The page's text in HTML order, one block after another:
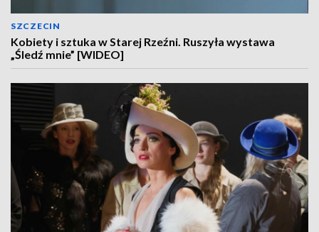
SZCZECIN
Kobiety i sztuka w Starej Rzeźni. Ruszyła wystawa
„Śledź mnie” [WIDEO]